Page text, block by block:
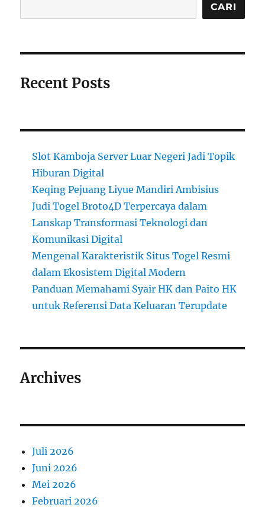
CARI
Recent Posts
Slot Kamboja Server Luar Negeri Jadi Topik
Hiburan Digital
Keqing Pejuang Liyue Mandiri Ambisius
Judi Togel Broto4D Terpercaya dalam
Lanskap Transformasi Teknologi dan
Komunikasi Digital
Mengenal Karakteristik Situs Togel Resmi
dalam Ekosistem Digital Modern
Panduan Memahami Syair HK dan Paito HK
untuk Referensi Data Keluaran Terupdate
Archives
Juli 2026
Juni 2026
Mei 2026
Februari 2026